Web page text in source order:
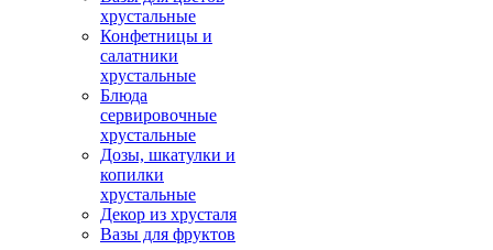
хрустальные
Конфетницы и
салатники
хрустальные
Блюда
сервировочные
хрустальные
Дозы, шкатулки и
копилки
хрустальные
Декор из хрусталя
Вазы для фруктов